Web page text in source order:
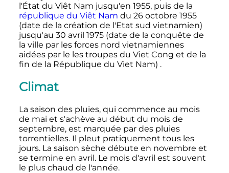
l'État du Viêt Nam jusqu'en 1955, puis de la
république du Viêt Nam du 26 octobre 1955
(date de la création de l'Etat sud vietnamien)
jusqu'au 30 avril 1975 (date de la conquête de
la ville par les forces nord vietnamiennes
aidées par le les troupes du Viet Cong et de la
fin de la République du Viet Nam) .
Climat
La saison des pluies, qui commence au mois
de mai et s'achève au début du mois de
septembre, est marquée par des pluies
torrentielles. Il pleut pratiquement tous les
jours. La saison sèche débute en novembre et
se termine en avril. Le mois d'avril est souvent
le plus chaud de l'année.